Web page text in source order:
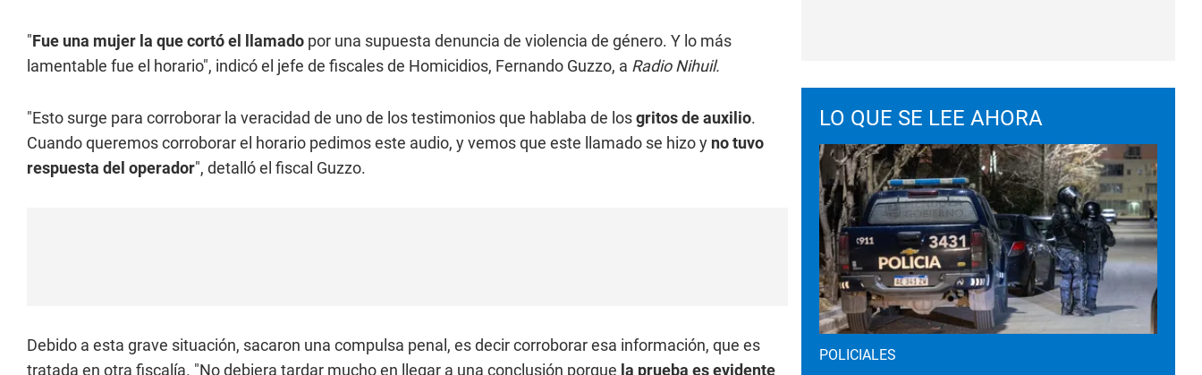
"Fue una mujer la que cortó el llamado por una supuesta denuncia de violencia de género. Y lo más
lamentable fue el horario", indicó el jefe de fiscales de Homicidios, Fernando Guzzo, a Radio Nihuil.
"Esto surge para corroborar la veracidad de uno de los testimonios que hablaba de losgritos de auxilio.
Cuando queremos corroborar el horario pedimos este audio, y vemos que este llamado se hizo y no tuvo
respuesta del operador", detalló el fiscal Guzzo.
Debido a esta grave situación, sacaron una compulsa penal, es decir corroborar esa información, que es
tratada en otra fiscalía. "No debiera tardar mucho en llegar a una conclusión porque la prueba es evidente
LO QUE SE LEE AHORA
POLICIALES